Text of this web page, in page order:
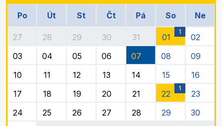
Po Út St Čt Pá So Ne
27 28 29 30 31 01
1
02
03
04 05 06 07 08
09
10
11 12 13 14 15
16
17
18 19 20 21 22
1
23
24
25 26 27 28 29
30